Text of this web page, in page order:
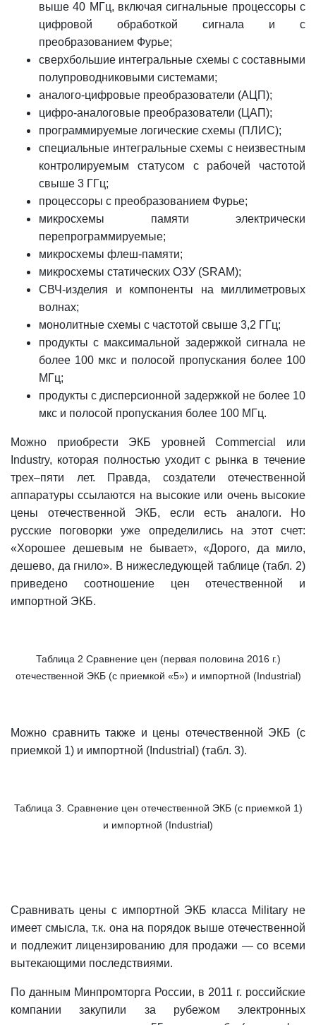
выше 40 МГц, включая сигнальные процессоры с
цифровой обработкой сигнала и с
преобразованием Фурье;
сверхбольшие интегральные схемы с составными
полупроводниковыми системами;
аналого-цифровые преобразователи (АЦП);
цифро-аналоговые преобразователи (ЦАП);
программируемые логические схемы (ПЛИС);
специальные интегральные схемы с неизвестным
контролируемым статусом с рабочей частотой
свыше 3 ГГц;
процессоры с преобразованием Фурье;
микросхемы памяти электрически
перепрограммируемые;
микросхемы флеш-памяти;
микросхемы статических ОЗУ (SRAM);
СВЧ-изделия и компоненты на миллиметровых
волнах;
монолитные схемы с частотой свыше 3,2 ГГц;
продукты с максимальной задержкой сигнала не
более 100 мкс и полосой пропускания более 100
МГц;
продукты с дисперсионной задержкой не более 10
мкс и полосой пропускания более 100 МГц.
Можно приобрести ЭКБ уровней Commercial или
Industry, которая полностью уходит с рынка в течение
трех–пяти лет. Правда, создатели отечественной
аппаратуры ссылаются на высокие или очень высокие
цены отечественной ЭКБ, если есть аналоги. Но
русские поговорки уже определились на этот счет:
«Хорошее дешевым не бывает», «Дорого, да мило,
дешево, да гнило». В нижеследующей таблице (табл. 2)
приведено соотношение цен отечественной и
импортной ЭКБ.
Таблица 2 Сравнение цен (первая половина 2016 г.)
отечественной ЭКБ (с приемкой «5») и импортной (Industrial)
Можно сравнить также и цены отечественной ЭКБ (с
приемкой 1) и импортной (Industrial) (табл. 3).
Таблица 3. Сравнение цен отечественной ЭКБ (с приемкой 1)
и импортной (Industrial)
Сравнивать цены c импортной ЭКБ класса Military не
имеет смысла, т.к. она на порядок выше отечественной
и подлежит лицензированию для продажи — со всеми
вытекающими последствиями.
По данным Минпромторга России, в 2011 г. российские
компании закупили за рубежом электронных